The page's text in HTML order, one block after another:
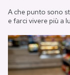
A che punto sono
e farci vivere più a